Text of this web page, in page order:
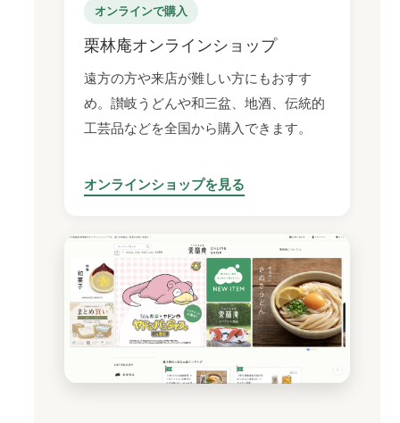
オンラインで購入
栗林庵オンラインショップ
遠方の方や来店が難しい方にもおすす
め。讃岐うどんや和三盆、地酒、伝統的
工芸品などを全国から購入できます。
オンラインショップを見る